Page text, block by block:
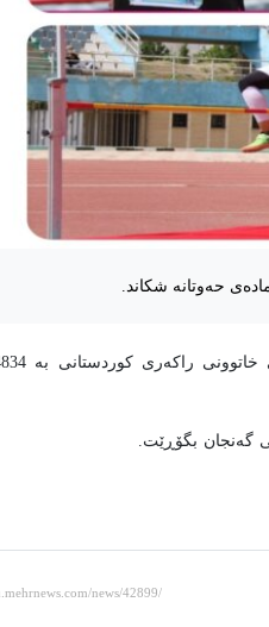
حەوتانە شکاند.
گەنجان بگۆڕێت.